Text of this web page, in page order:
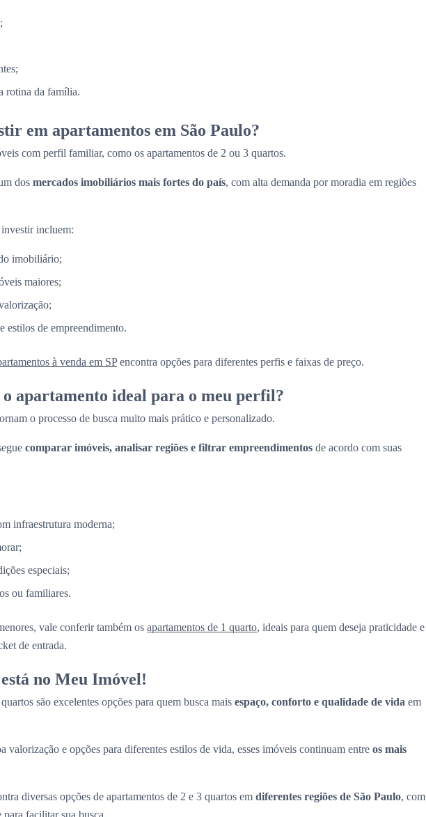
rotina da família.
em apartamentos em São Paulo?
com perfil familiar, como os apartamentos de 2 ou 3 quartos.
dos mercados imobiliários mais fortes do país, com alta demanda por moradia em regiões
incluem:
imobiliário;
maiores;
estilos de empreendimento.
à venda em SPencontra opções para diferentes perfis e faixas de preço.
apartamento ideal para o meu perfil?
o processo de busca muito mais prático e personalizado.
comparar imóveis, analisar regiões e filtrar empreendimentos de acordo com suas
infraestrutura moderna;
especiais;
ou familiares.
vale conferir também os apartamentos de 1 quarto, ideais para quem deseja praticidade e
de entrada.
no Meu Imóvel!
são excelentes opções para quem busca mais espaço, conforto e qualidade de vida em
valorização e opções para diferentes estilos de vida, esses imóveis continuam entre os mais
diversas opções de apartamentos de 2 e 3 quartos em diferentes regiões de São Paulo, com
facilitar sua busca.